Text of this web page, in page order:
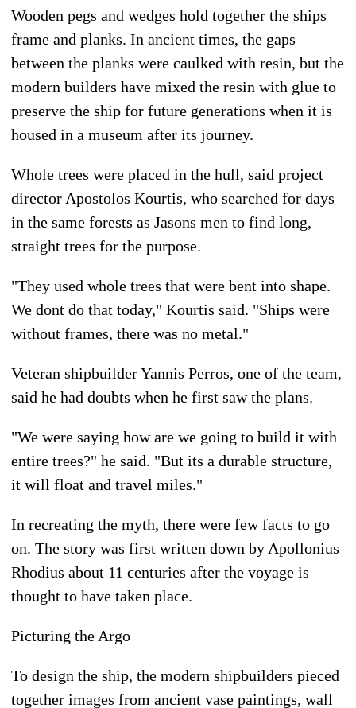
Wooden pegs and wedges hold together the ships
frame and planks. In ancient times, the gaps
between the planks were caulked with resin, but the
modern builders have mixed the resin with glue to
preserve the ship for future generations when it is
housed in a museum after its journey.
Whole trees were placed in the hull, said project
director Apostolos Kourtis, who searched for days
in the same forests as Jasons men to find long,
straight trees for the purpose.
"They used whole trees that were bent into shape.
We dont do that today," Kourtis said. "Ships were
without frames, there was no metal."
Veteran shipbuilder Yannis Perros, one of the team,
said he had doubts when he first saw the plans.
"We were saying how are we going to build it with
entire trees?" he said. "But its a durable structure,
it will float and travel miles."
In recreating the myth, there were few facts to go
on. The story was first written down by Apollonius
Rhodius about 11 centuries after the voyage is
thought to have taken place.
Picturing the Argo
To design the ship, the modern shipbuilders pieced
together images from ancient vase paintings, wall